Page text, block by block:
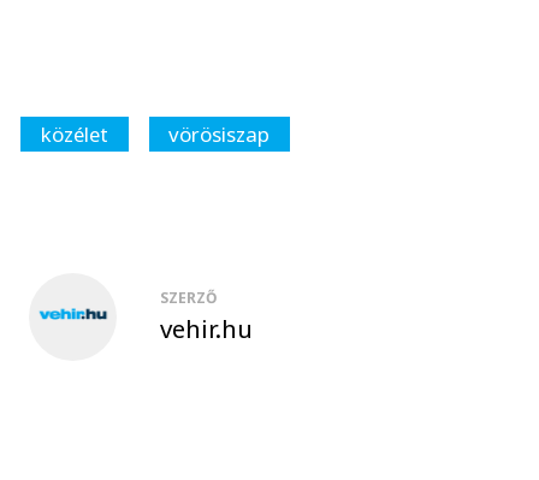
közélet vörösiszap
SZERZŐ
vehir.hu